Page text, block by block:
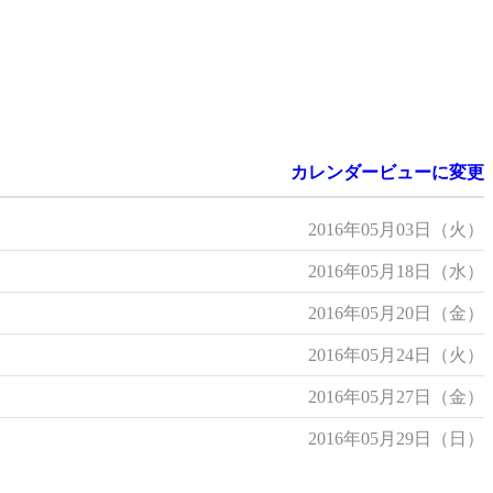
カレンダービューに変更
2016年05月03日（火）
2016年05月18日（水）
2016年05月20日（金）
2016年05月24日（火）
2016年05月27日（金）
2016年05月29日（日）